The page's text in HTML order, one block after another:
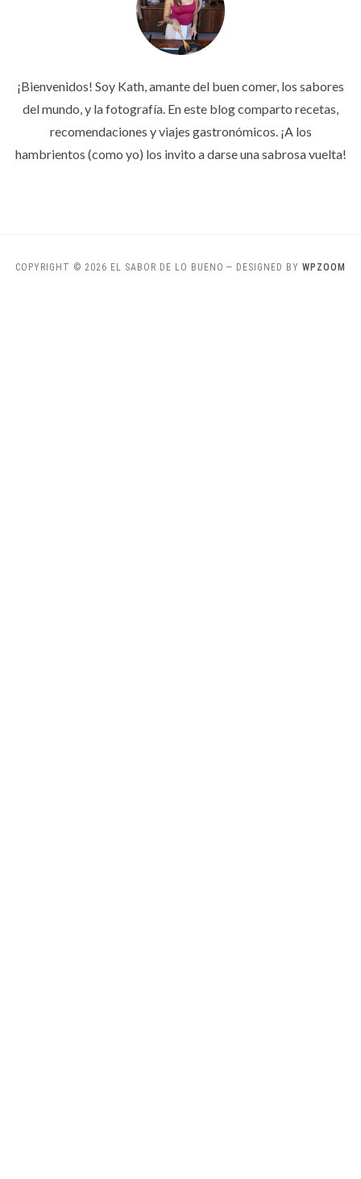
¡Bienvenidos! Soy Kath, amante del buen comer, los sabores
del mundo, y la fotografía. En este blog comparto recetas,
recomendaciones y viajes gastronómicos. ¡A los
hambrientos (como yo) los invito a darse una sabrosa vuelta!
COPYRIGHT © 2026 EL SABOR DE LO BUENO — DESIGNED BY WPZOOM